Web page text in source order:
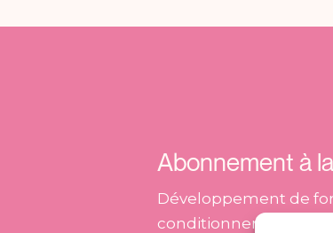
Abonnement à
Développement de
conditionnement pour